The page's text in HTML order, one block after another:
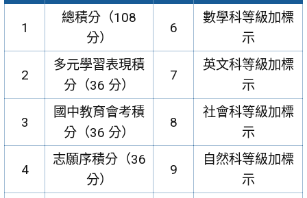
1
總積分（108
分）
6
數學科等級加標
示
2
多元學習表現積
分（36 分）
7
英文科等級加標
示
3
國中教育會考積
分（36 分）
8
社會科等級加標
示
4
志願序積分（36
分）
9
自然科等級加標
示